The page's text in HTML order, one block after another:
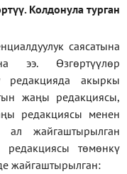
. Колдонула турган
саясатына
ээ. Өзгөртүүлөр
редакцияда акыркы
жаңы редакциясы,
редакциясы менен
ал жайгаштырылган
редакциясы төмөнкү
жайгаштырылган: